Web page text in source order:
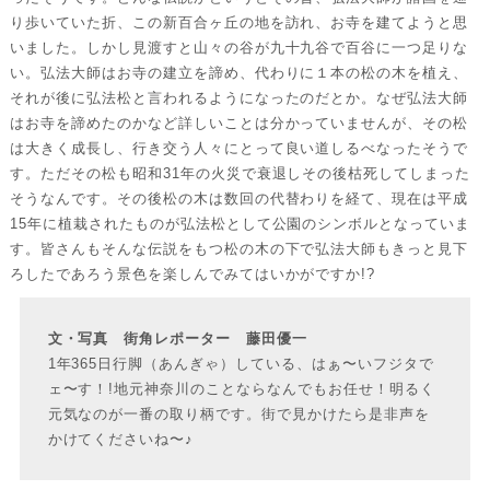
り歩いていた折、この新百合ヶ丘の地を訪れ、お寺を建てようと思
いました。しかし見渡すと山々の谷が九十九谷で百谷に一つ足りな
い。弘法大師はお寺の建立を諦め、代わりに１本の松の木を植え、
それが後に弘法松と言われるようになったのだとか。なぜ弘法大師
はお寺を諦めたのかなど詳しいことは分かっていませんが、その松
は大きく成長し、行き交う人々にとって良い道しるべなったそうで
す。ただその松も昭和31年の火災で衰退しその後枯死してしまった
そうなんです。その後松の木は数回の代替わりを経て、現在は平成
15年に植栽されたものが弘法松として公園のシンボルとなっていま
す。皆さんもそんな伝説をもつ松の木の下で弘法大師もきっと見下
ろしたであろう景色を楽しんでみてはいかがですか!?
文・写真 街角レポーター 藤田優一
1年365日行脚（あんぎゃ）している、はぁ〜いフジタで
ェ〜す！!地元神奈川のことならなんでもお任せ！明るく
元気なのが一番の取り柄です。街で見かけたら是非声を
かけてくださいね〜♪